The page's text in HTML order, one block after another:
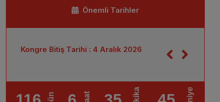
Önemli Tarihler
Kongre Bitiş Tarihi : 4 Aralık 2026
Bildiri
2026